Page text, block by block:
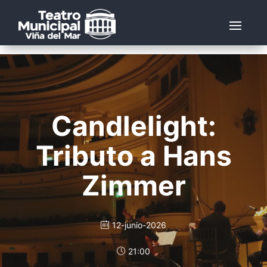
Candlelight:
Tributo a Hans
Zimmer
12-junio-2026
21:00